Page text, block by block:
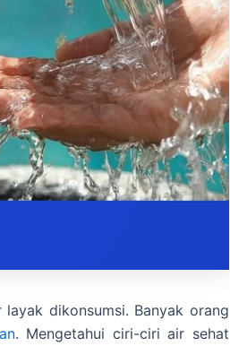
dikonsumsi. Banyak orang
. Mengetahui ciri-ciri air sehat